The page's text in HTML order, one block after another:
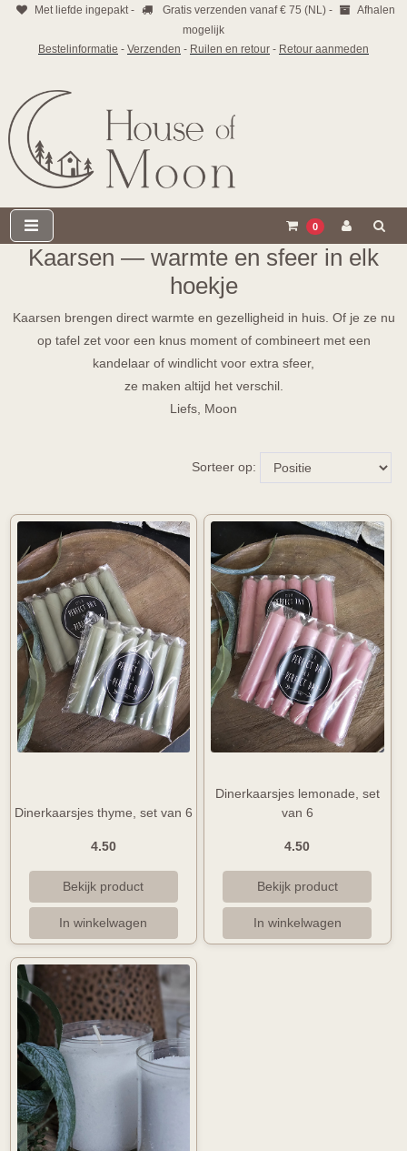
Met liefde ingepakt - Gratis verzenden vanaf € 75 (NL) -
Afhalen
mogelijk
Bestelinformatie - Verzenden - Ruilen en retour - Retour aanmeden
0
Kaarsen — warmte en sfeer in elk
hoekje
Kaarsen brengen direct warmte en gezelligheid in huis. Of je ze nu
op tafel zet voor een knus moment of combineert met een
kandelaar of windlicht voor extra sfeer,
ze maken altijd het verschil.
Liefs, Moon
Sorteer op:
Dinerkaarsjes thyme, set van 6
4.50
Dinerkaarsjes lemonade, set
van 6
4.50